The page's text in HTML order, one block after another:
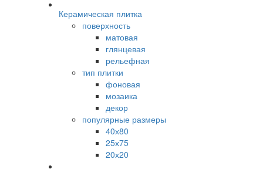
Керамическая плитка
поверхность
матовая
глянцевая
рельефная
тип плитки
фоновая
мозаика
декор
популярные размеры
40х80
25х75
20х20